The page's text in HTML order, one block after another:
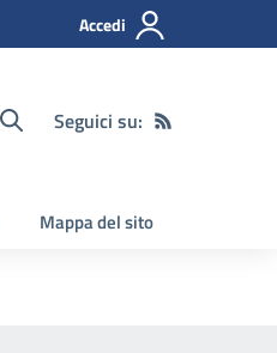
Accedi
Seguici su:
Mappa del sito